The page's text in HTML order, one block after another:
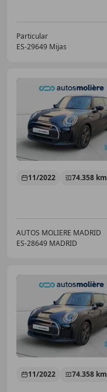
Particular
ES-29649 Mijas
11/2022 74.358 km
AUTOS MOLIERE MADRID
ES-28649 MADRID
11/2022 74.358 km